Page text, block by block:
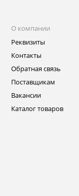
О компании
Реквизиты
Контакты
Обратная связь
Поставщикам
Вакансии
Каталог товаров